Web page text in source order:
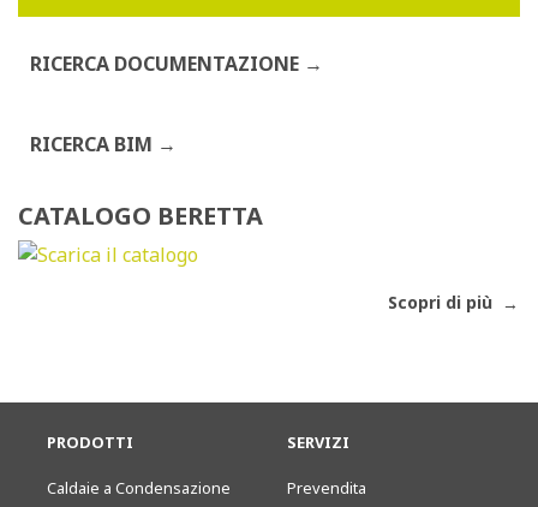
RICERCA DOCUMENTAZIONE
RICERCA BIM
CATALOGO BERETTA
Scopri di più
PRODOTTI
Caldaie a Condensazione
SERVIZI
Prevendita